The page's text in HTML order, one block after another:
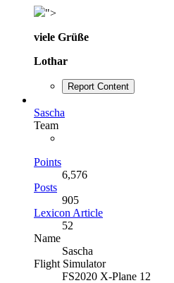
">
viele Grüße
Lothar
Report Content
Sascha
Team
Points
6,576
Posts
905
Lexicon Article
52
Name
Sascha
Flight Simulator
FS2020 X-Plane 12